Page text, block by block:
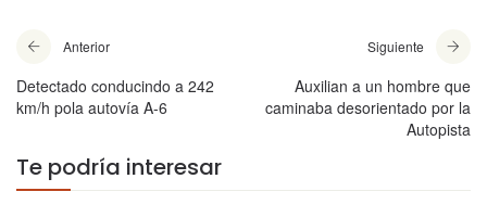
Anterior
Detectado conducindo a 242
km/h pola autovía A-6
Siguiente
Auxilian a un hombre que
caminaba desorientado por la
Autopista
Te podría interesar